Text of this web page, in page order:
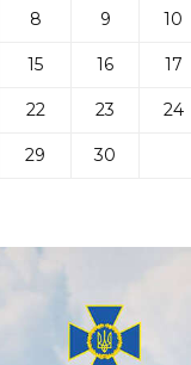
8 9 10
15 16 17
22 23 24
29
30